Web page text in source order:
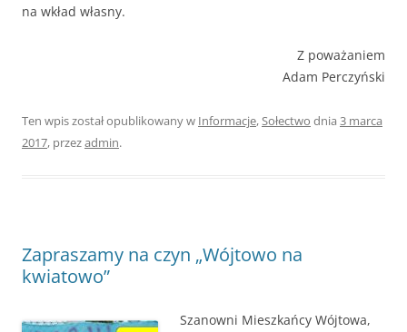
na wkład własny.
Z poważaniem
Adam Perczyński
Ten wpis został opublikowany w Informacje,Sołectwo dnia 3 marca
2017, przezadmin.
Zapraszamy na czyn „Wójtowo na
kwiatowo”
Szanowni Mieszkańcy Wójtowa,